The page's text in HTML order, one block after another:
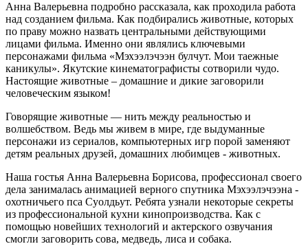
Анна Валерьевна подробно рассказала, как проходила работа
над созданием фильма. Как подбирались животные, которых
по праву можно назвать центральными действующими
лицами фильма. Именно они являлись ключевыми
персонажами фильма «Мэхээлэчээн булчут. Мои таежные
каникулы». Якутские кинематографисты сотворили чудо.
Настоящие животные – домашние и дикие заговорили
человеческим языком!
Говорящие животные — нить между реальностью и
волшебством. Ведь мы живем в мире, где выдуманные
персонажи из сериалов, компьютерных игр порой заменяют
детям реальных друзей, домашних любимцев - животных.
Наша гостья Анна Валерьевна Борисова, профессионал своего
дела занималась анимацией верного спутника Мэхээлэчээна -
охотничьего пса Суолдьут. Ребята узнали некоторые секреты
из профессиональной кухни кинопроизводства. Как с
помощью новейших технологий и актерского озвучания
смогли заговорить сова, медведь, лиса и собака.